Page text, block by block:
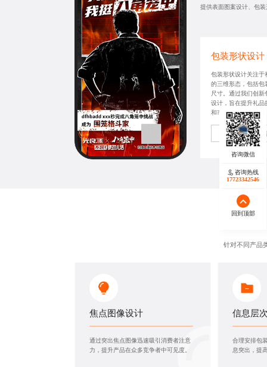
提供表面图案设计、包
包装形状设计
包装形状设计关注于
的三维形态，包括包
尺寸。通过我们创新
设计，旨在提升礼品
和市场竞争力。
获取同款方
针对不同产品
焦点图像设计
通过突出焦点图像迅速吸引消费者注意
力，提升产品在众多竞争者中可见度。
信息层
合理安排包
息突出，提
咨询热线
17723342546
回到顶部